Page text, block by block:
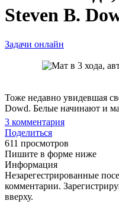
Steven B.
Задачи онлайн
Тоже недавно увидевшая
Dowd. Белые начинают и
3 комментария
Поделиться
611 просмотров
Пишите в форме ниже
Информация
Незарегестрированные
комментарии.
вверху.